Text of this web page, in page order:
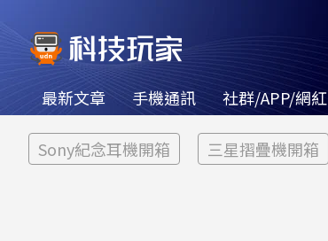
最新文章 手機通訊 社群/APP/網紅
Sony紀念耳機開箱 三星摺疊機開箱